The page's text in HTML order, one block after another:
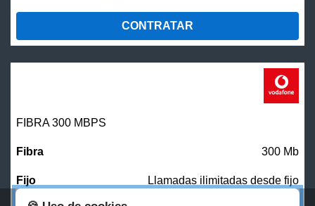
CONTRATAR
FIBRA 300 MBPS
300 Mb
Llamadas ilimitadas desde fijo